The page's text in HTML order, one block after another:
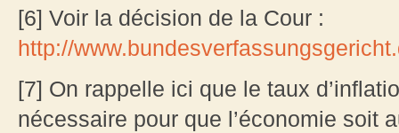
[6] Voir la décision de la Cour :
http://
[7] On rappelle ici que le taux
nécessaire pour que l’économie soit